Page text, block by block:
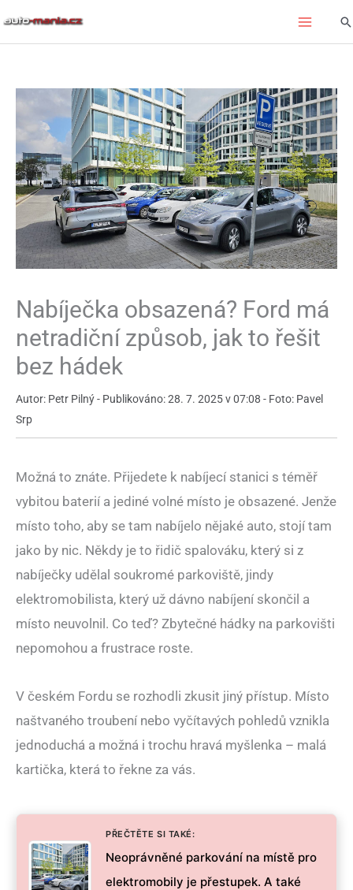
Nabíječka obsazená? Ford má
netradiční způsob, jak to řešit
bez hádek
Autor: Petr Pilný - Publikováno: 28. 7. 2025 v 07:08 - Foto: Pavel
Srp
Možná to znáte. Přijedete k nabíjecí stanici s téměř
vybitou baterií a jediné volné místo je obsazené. Jenže
místo toho, aby se tam nabíjelo nějaké auto, stojí tam
jako by nic. Někdy je to řidič spalováku, který si z
nabíječky udělal soukromé parkoviště, jindy
elektromobilista, který už dávno nabíjení skončil a
místo neuvolnil. Co teď? Zbytečné hádky na parkovišti
nepomohou a frustrace roste.
V českém Fordu se rozhodli zkusit jiný přístup. Místo
naštvaného troubení nebo vyčítavých pohledů vznikla
jednoduchá a možná i trochu hravá myšlenka – malá
kartička, která to řekne za vás.
PŘEČTĚTE SI TAKÉ:
Neoprávněné parkování na místě pro
elektromobily je přestupek. A také